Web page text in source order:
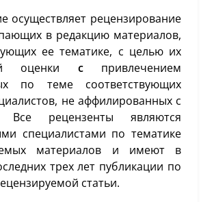
осуществляет рецензирование
в редакцию материалов,
ее тематике, с целью их
оценки с привлечением
по теме соответствующих
не аффилированных с
Все рецензенты являются
специалистами по тематике
материалов и имеют в
трех лет публикации по
статьи.